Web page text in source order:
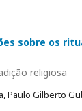
sobre os
religiosa
Paulo Gilberto